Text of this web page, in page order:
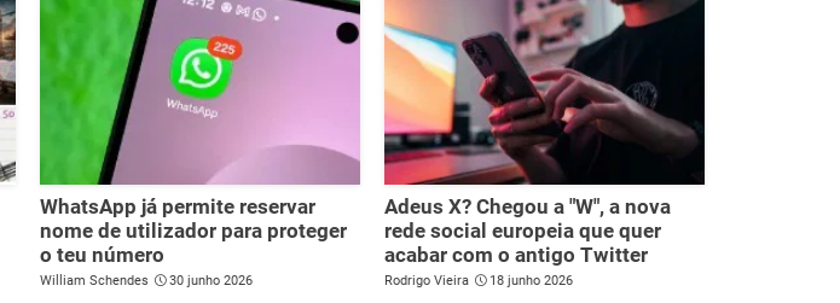
WhatsApp já permite reservar
nome de utilizador para proteger
o teu número
William Schendes 30 junho 2026
Adeus X? Chegou a "W", a nova
rede social europeia que quer
acabar com o antigo Twitter
Rodrigo Vieira 18 junho 2026